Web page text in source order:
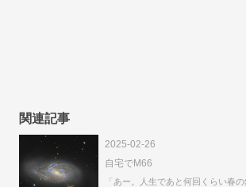
関連記事
2025-02-26
自宅でM66
「あー。人生であと何回くらい春